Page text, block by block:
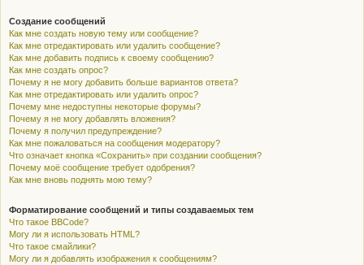
Создание сообщений
Как мне создать новую тему или сообщение?
Как мне отредактировать или удалить сообщение?
Как мне добавить подпись к своему сообщению?
Как мне создать опрос?
Почему я не могу добавить больше вариантов ответа?
Как мне отредактировать или удалить опрос?
Почему мне недоступны некоторые форумы?
Почему я не могу добавлять вложения?
Почему я получил предупреждение?
Как мне пожаловаться на сообщения модератору?
Что означает кнопка «Сохранить» при создании сообщения?
Почему моё сообщение требует одобрения?
Как мне вновь поднять мою тему?
Форматирование сообщений и типы создаваемых тем
Что такое BBCode?
Могу ли я использовать HTML?
Что такое смайлики?
Могу ли я добавлять изображения к сообщениям?